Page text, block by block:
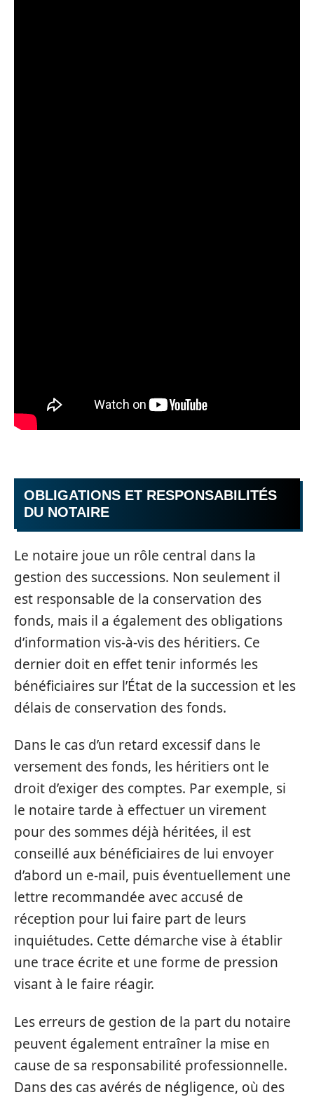
OBLIGATIONS ET RESPONSABILITÉS
DU NOTAIRE
Le notaire joue un rôle central dans la
gestion des successions. Non seulement il
est responsable de la conservation des
fonds, mais il a également des obligations
d’information vis-à-vis des héritiers. Ce
dernier doit en effet tenir informés les
bénéficiaires sur l’État de la succession et les
délais de conservation des fonds.
Dans le cas d’un retard excessif dans le
versement des fonds, les héritiers ont le
droit d’exiger des comptes. Par exemple, si
le notaire tarde à effectuer un virement
pour des sommes déjà héritées, il est
conseillé aux bénéficiaires de lui envoyer
d’abord un e-mail, puis éventuellement une
lettre recommandée avec accusé de
réception pour lui faire part de leurs
inquiétudes. Cette démarche vise à établir
une trace écrite et une forme de pression
visant à le faire réagir.
Les erreurs de gestion de la part du notaire
peuvent également entraîner la mise en
cause de sa responsabilité professionnelle.
Dans des cas avérés de négligence, où des